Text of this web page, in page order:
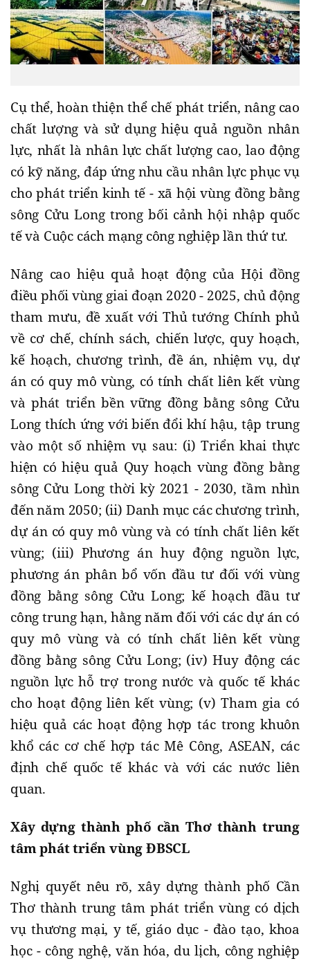
Cụ thể, hoàn thiện thể chế phát triển, nâng cao
chất lượng và sử dụng hiệu quả nguồn nhân
lực, nhất là nhân lực chất lượng cao, lao động
có kỹ năng, đáp ứng nhu cầu nhân lực phục vụ
cho phát triển kinh tế - xã hội vùng đồng bằng
sông Cửu Long trong bối cảnh hội nhập quốc
tế và Cuộc cách mạng công nghiệp lần thứ tư.
Nâng cao hiệu quả hoạt động của Hội đồng
điều phối vùng giai đoạn 2020 - 2025, chủ động
tham mưu, đề xuất với Thủ tướng Chính phủ
về cơ chế, chính sách, chiến lược, quy hoạch,
kế hoạch, chương trình, đề án, nhiệm vụ, dự
án có quy mô vùng, có tính chất liên kết vùng
và phát triển bền vững đồng bằng sông Cửu
Long thích ứng với biến đổi khí hậu, tập trung
vào một số nhiệm vụ sau: (i) Triển khai thực
hiện có hiệu quả Quy hoạch vùng đồng bằng
sông Cửu Long thời kỳ 2021 - 2030, tầm nhìn
đến năm 2050; (ii) Danh mục các chương trình,
dự án có quy mô vùng và có tính chất liên kết
vùng; (iii) Phương án huy động nguồn lực,
phương án phân bổ vốn đầu tư đối với vùng
đồng bằng sông Cửu Long; kế hoạch đầu tư
công trung hạn, hằng năm đối với các dự án có
quy mô vùng và có tính chất liên kết vùng
đồng bằng sông Cửu Long; (iv) Huy động các
nguồn lực hỗ trợ trong nước và quốc tế khác
cho hoạt động liên kết vùng; (v) Tham gia có
hiệu quả các hoạt động hợp tác trong khuôn
khổ các cơ chế hợp tác Mê Công, ASEAN, các
định chế quốc tế khác và với các nước liên
quan.
Xây dựng thành phố cần Thơ thành trung
tâm phát triển vùng ĐBSCL
Nghị quyết nêu rõ, xây dựng thành phố Cần
Thơ thành trung tâm phát triển vùng có dịch
vụ thương mại, y tế, giáo dục - đào tạo, khoa
học - công nghệ, văn hóa, du lịch, công nghiệp